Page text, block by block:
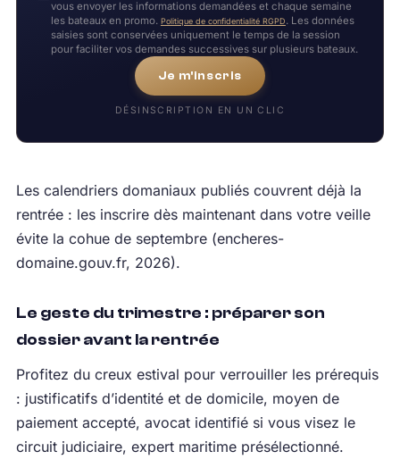
vous envoyer les informations demandées et chaque semaine
les bateaux en promo. Politique de confidentialité RGPD. Les données
saisies sont conservées uniquement le temps de la session
pour faciliter vos demandes successives sur plusieurs bateaux.
Je m'inscris
DÉSINSCRIPTION EN UN CLIC
Les calendriers domaniaux publiés couvrent déjà la
rentrée : les inscrire dès maintenant dans votre veille
évite la cohue de septembre (encheres-
domaine.gouv.fr, 2026).
Le geste du trimestre : préparer son
dossier avant la rentrée
Profitez du creux estival pour verrouiller les prérequis
: justificatifs d’identité et de domicile, moyen de
paiement accepté, avocat identifié si vous visez le
circuit judiciaire, expert maritime présélectionné.